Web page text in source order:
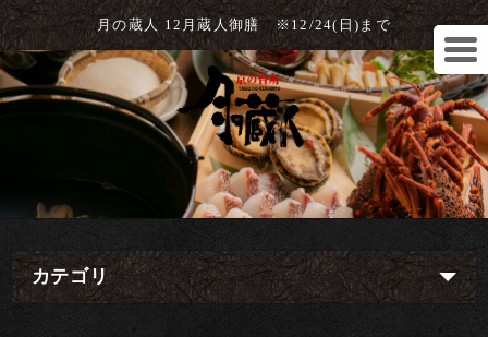
月の蔵人 12月蔵人御膳 ※12/24(日)まで
カテゴリ